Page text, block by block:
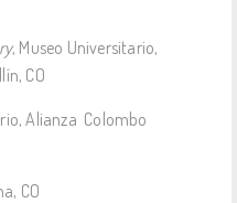
, Museo Universitario,
CO
Alianza Colombo
CO